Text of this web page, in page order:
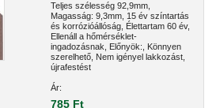
Teljes szélesség 92,9mm,
Magasság: 9,3mm, 15 év színtartás
és korrózióállóság, Élettartam 60 év,
Ellenáll a hőmérséklet-
ingadozásnak, Előnyök:, Könnyen
szerelhető, Nem igényel lakkozást,
újrafestést
Ár:
785 Ft